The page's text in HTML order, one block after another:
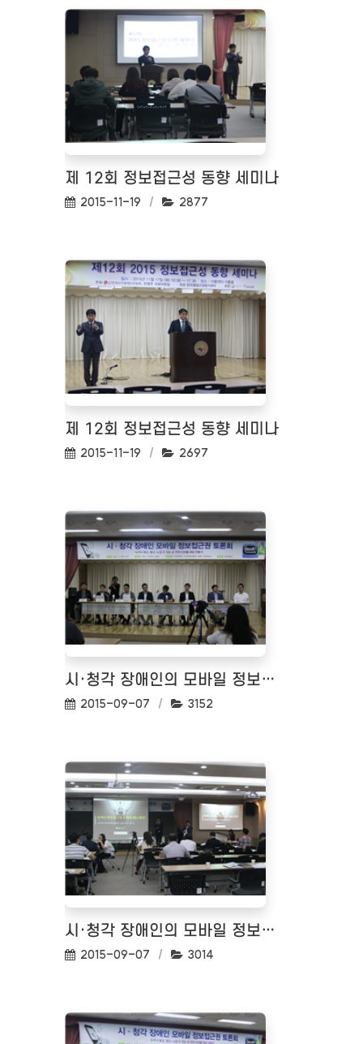
제 12회 정보접근성 동향 세미나
작성일:
2015-11-19 조회수:
2877
제 12회 정보접근성 동향 세미나
작성일:
2015-11-19 조회수:
2697
시·청각 장애인의 모바일 정보접근권 토론회
작성일:
2015-09-07 조회수:
3152
시·청각 장애인의 모바일 정보접근권 토론회
작성일:
2015-09-07 조회수:
3014